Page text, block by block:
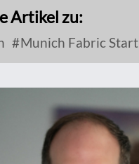
Artikel zu:
Munich Fabric Start